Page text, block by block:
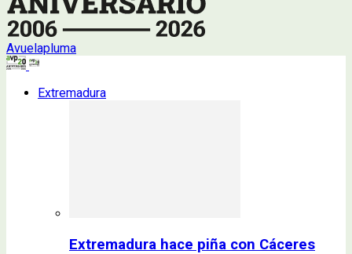
Avuelapluma
Extremadura
Extremadura hace piña con Cáceres